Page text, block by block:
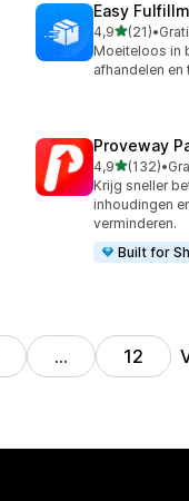
Easy
4,9van 5
(21)
21 recensies
•
Moeiteloos in
afhandelen
Proveway
4,9van 5
(132)
132 recensies
•
Krijg sneller
inhoudingen
verminderen.
Built for
… 12